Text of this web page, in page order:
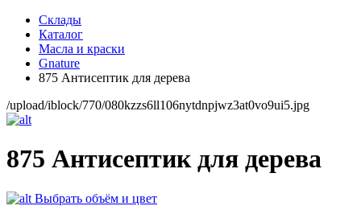
Склады
Каталог
Масла и краски
Gnature
875 Антисептик для дерева
/upload/iblock/770/080kzzs6ll106nytdnpjwz3at0vo9ui5.jpg
875 Антисептик для дерева
Выбрать объём и цвет